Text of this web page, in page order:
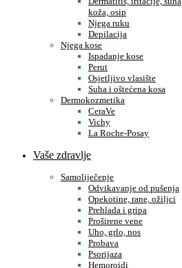
koža, osip
Njega ruku
Depilacija
Njega kose
Ispadanje kose
Perut
Osjetljivo vlasište
Suha i oštećena kosa
Dermokozmetika
CeraVe
Vichy
La Roche-Posay
Vaše zdravlje
Samoliječenje
Odvikavanje od pušenja
Opekotine, rane, ožiljci
Prehlada i gripa
Proširene vene
Uho, grlo, nos
Probava
Psorijaza
Hemoroidi